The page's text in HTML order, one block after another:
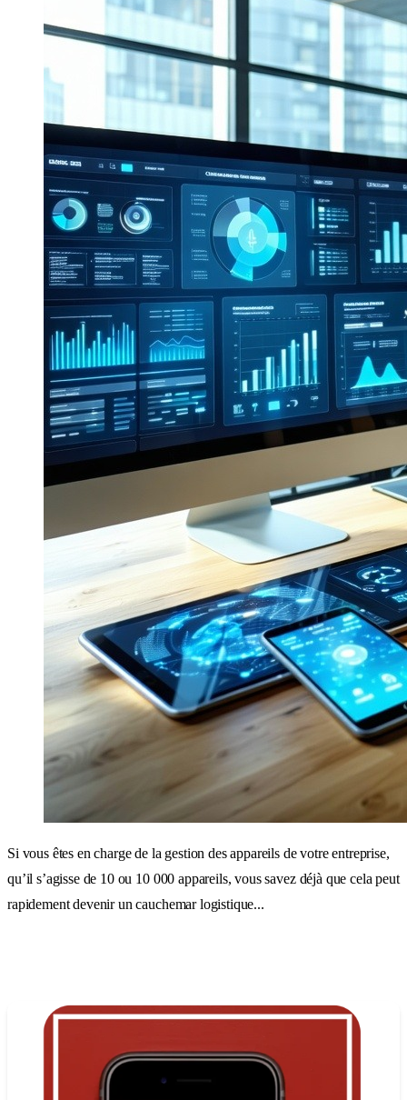
Si vous êtes en charge de la gestion des appareils de votre entreprise,
qu’il s’agisse de 10 ou 10 000 appareils, vous savez déjà que cela peut
rapidement devenir un cauchemar logistique...